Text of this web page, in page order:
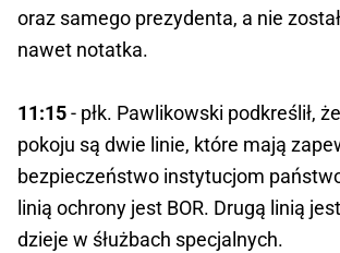
oraz samego prezydenta, a nie
nawet notatka.
11:15- płk. Pawlikowski podkreślił,
pokoju są dwie linie, które mają
bezpieczeństwo instytucjom
linią ochrony jest BOR. Drugą linią
dzieje w śłużbach specjalnych.